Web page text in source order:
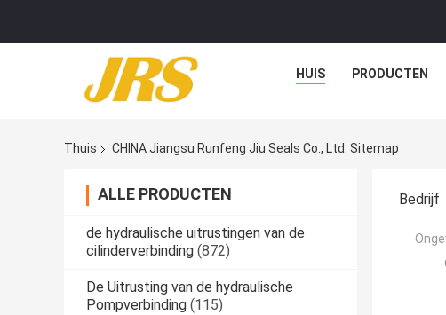
HUIS PRODUCTEN
Thuis CHINA Jiangsu Runfeng Jiu Seals Co., Ltd. Sitemap
ALLE PRODUCTEN
de hydraulische uitrustingen van de
cilinderverbinding (872)
De Uitrusting van de hydraulische
Pompverbinding (115)
Bedrijf